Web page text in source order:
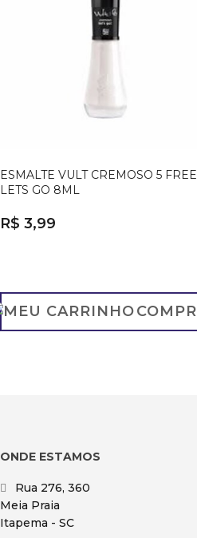
ESMALTE VULT CREMOSO 5 FREE
LETS GO 8ML
R$ 3,99
ONDE ESTAMOS
Rua 276, 360
Meia Praia
Itapema - SC